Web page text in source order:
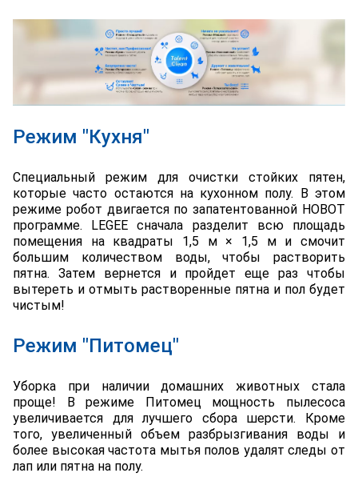
Режим "Кухня"
Специальный режим для очистки стойких пятен,
которые часто остаются на кухонном полу. В этом
режиме робот двигается по запатентованной HOBOT
программе. LEGEE сначала разделит всю площадь
помещения на квадраты 1,5 м × 1,5 м и смочит
большим количеством воды, чтобы растворить
пятна. Затем вернется и пройдет еще раз чтобы
вытереть и отмыть растворенные пятна и пол будет
чистым!
Режим "Питомец"
Уборка при наличии домашних животных стала
проще! В режиме Питомец мощность пылесоса
увеличивается для лучшего сбора шерсти. Кроме
того, увеличенный объем разбрызгивания воды и
более высокая частота мытья полов удалят следы от
лап или пятна на полу.